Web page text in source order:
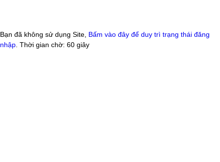
Bạn đã không sử dụng Site, Bấm vào đây để duy trì trạng thái đăng
nhập . Thời gian chờ: 60 giây